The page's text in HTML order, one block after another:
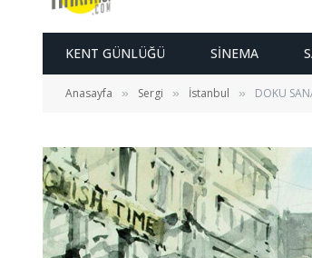
KENT GÜNLÜĞÜ SINEMA
Anasayfa » Sergi » İstanbul » DOKU